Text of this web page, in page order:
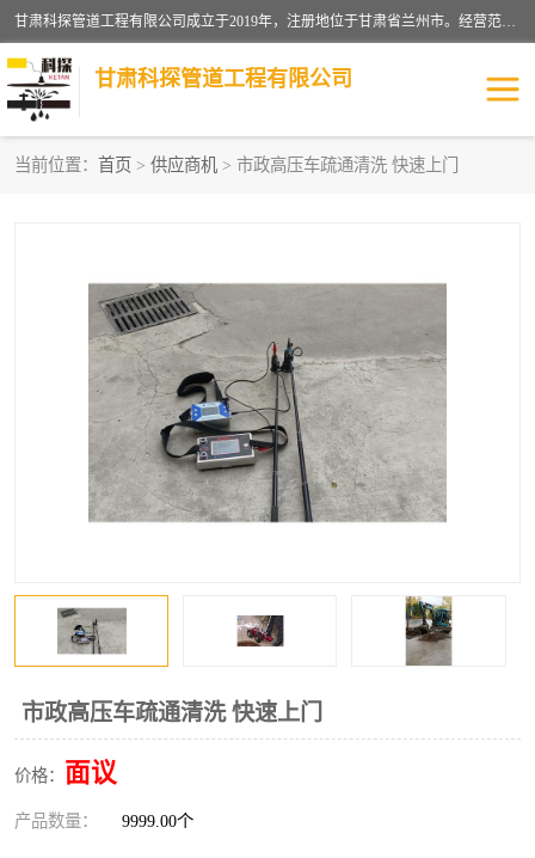
甘肃科探管道工程有限公司成立于2019年，注册地位于甘肃省兰州市。经营范围包括管道安装、清洗、疏通、维修、检测，防水工程，工程钻孔，化粪池清理，暖气安装，给排水管道安装维修，室内外管道如消防、供水、供热管道漏水检测定位，室内外防水堵漏等。
甘肃科探管道工程有限公司
当前位置： 首页 > 供应商机 > 市政高压车疏通清洗 快速上门
市政高压车疏通清洗 快速上门
价格： 面议
产品数量： 9999.00个
供热管道漏水
自来水管漏水 管道疏通
高压车疏通清淤